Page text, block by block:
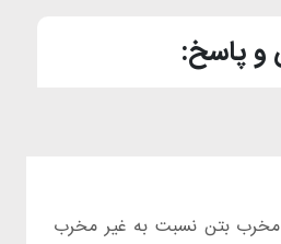
پاسخ:
بتن نسبت به غیر مخرب